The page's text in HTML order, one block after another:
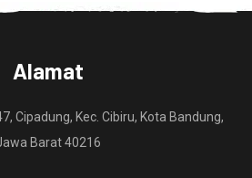
Alamat
Cipadung, Kec. Cibiru, Kota Bandung,
Barat 40216